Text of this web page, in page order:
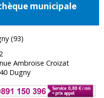
municipale
(93)
Ambroise Croizat
Dugny